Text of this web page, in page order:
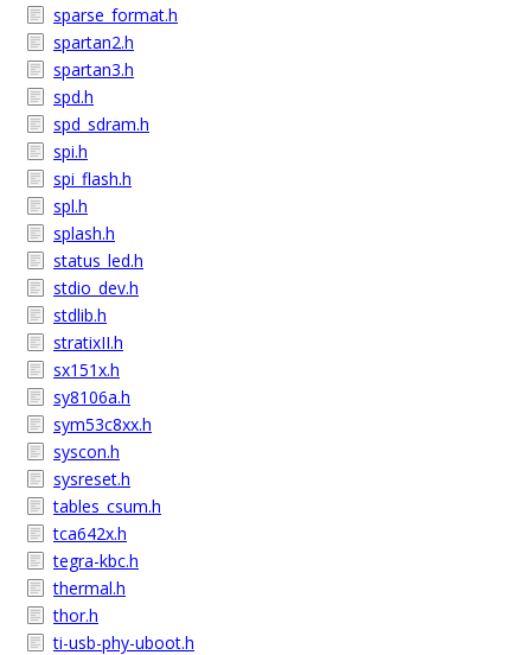
sparse_format.h
spartan2.h
spartan3.h
spd.h
spd_sdram.h
spi.h
spi_flash.h
spl.h
splash.h
status_led.h
stdio_dev.h
stdlib.h
stratixII.h
sx151x.h
sy8106a.h
sym53c8xx.h
syscon.h
sysreset.h
tables_csum.h
tca642x.h
tegra-kbc.h
thermal.h
thor.h
ti-usb-phy-uboot.h